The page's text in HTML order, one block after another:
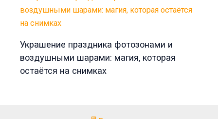
Украшение праздника фотозонами и
воздушными шарами: магия, которая
остаётся на снимках